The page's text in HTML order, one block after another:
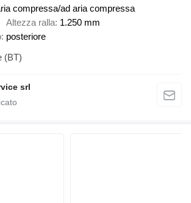
compressa/ad aria compressa
Altezza ralla 1.250 mm
posteriore
(BT)
srl